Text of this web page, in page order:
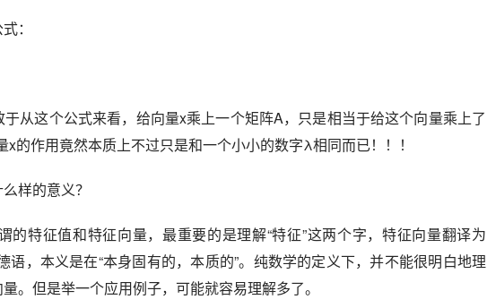
：
从这个公式来看，给向量x乘上一个矩阵A，只是相当于给这个向量乘上了
的作用竟然本质上不过只是和一个小小的数字λ相同而已！！！
样的意义？
的特征值和特征向量，最重要的是理解“特征”这两个字，特征向量翻译为
语，本义是在“本身固有的，本质的”。纯数学的定义下，并不能很明白地理
。但是举一个应用例子，可能就容易理解多了。